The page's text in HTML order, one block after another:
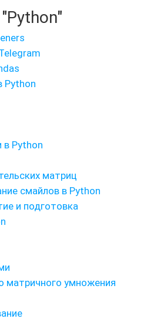
Python
Python
матриц
смайлов в Python
и подготовка
матричного умножения